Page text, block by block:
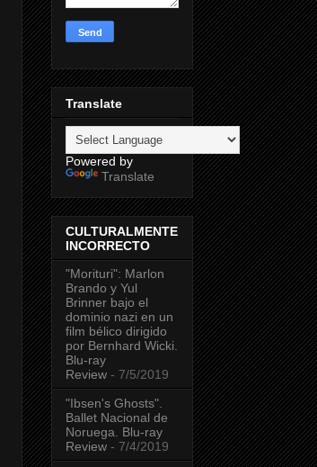
Translate
Powered by
Translate
CULTURALMENTE
INCORRECTO
"Morituri": Marlon
Brando y Yul
Brinner bajo el
dominio nazi en un
film bélico dirigido
por Bernhard Wicki.
Blu-ray
Review - 7/5/2019
"Ibsen's Ghosts".
Ballet Nacional de
Noruega. Blu-ray
Review - 7/4/2019